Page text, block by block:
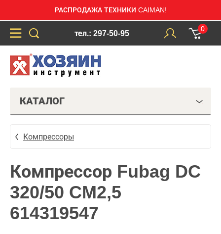
РАСПРОДАЖА ТЕХНИКИ CAIMAN!
тел.: 297-50-95
0
КАТАЛОГ
Компрессоры
Компрессор Fubag DC
320/50 CM2,5
614319547